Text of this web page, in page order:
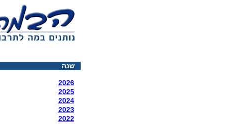
שנה
2026
2025
2024
2023
2022